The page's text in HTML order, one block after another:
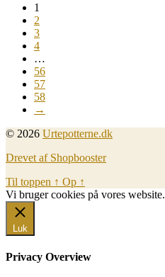
1
2
3
4
…
56
57
58
→
© 2026 Urtepotterne.dk
Drevet af Shopbooster
Til toppen ↑ Op ↑
Vi bruger cookies på vores website.
Luk
Privacy Overview